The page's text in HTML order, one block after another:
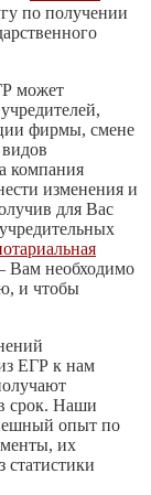
по получении
может
фирмы, смене
компания
изменения и
для Вас
Вам необходимо
и чтобы
ЕГР к нам
срок. Наши
опыт по
их